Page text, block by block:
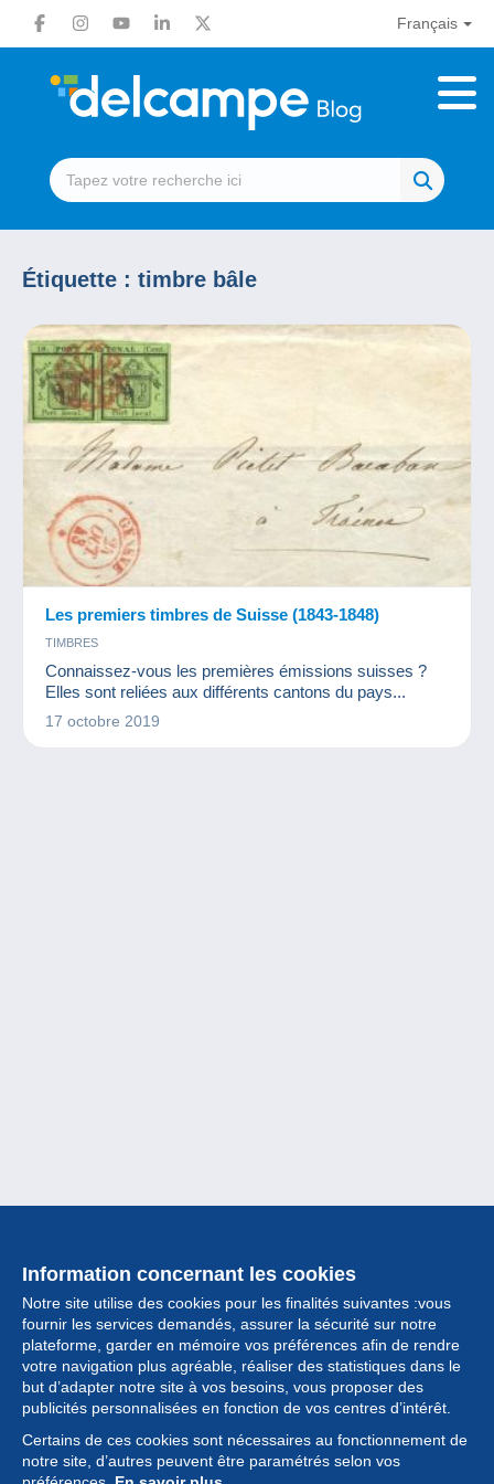
Français
Étiquette : timbre bâle
Les premiers timbres de Suisse (1843-1848)
TIMBRES
Connaissez-vous les premières émissions suisses ?
Elles sont reliées aux différents cantons du pays...
17 octobre 2019
Information concernant les cookies
Notre site utilise des cookies pour les finalités suivantes :vous
fournir les services demandés, assurer la sécurité sur notre
plateforme, garder en mémoire vos préférences afin de rendre
votre navigation plus agréable, réaliser des statistiques dans le
but d’adapter notre site à vos besoins, vous proposer des
publicités personnalisées en fonction de vos centres d’intérêt.
Certains de ces cookies sont nécessaires au fonctionnement de
notre site, d’autres peuvent être paramétrés selon vos
Collection
Actualités